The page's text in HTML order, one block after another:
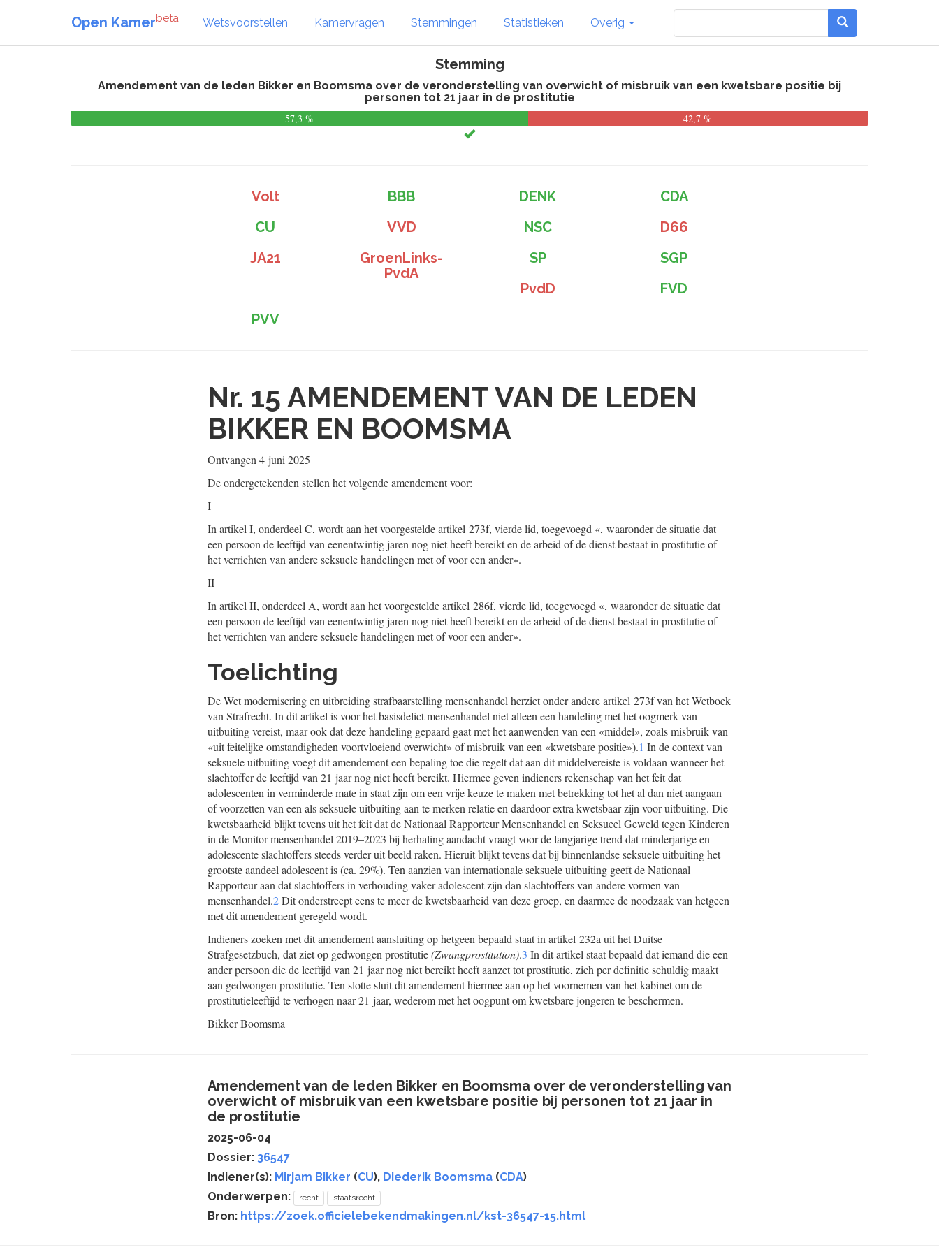
Open Kamerbeta Wetsvoorstellen Kamervragen Stemmingen Statistieken Overig
Stemming
Amendement van de leden Bikker en Boomsma over de veronderstelling van overwicht of misbruik van een kwetsbare positie bij
personen tot 21 jaar in de prostitutie
57,3 %
42,7 %
Volt BBB DENK
CDA
CU
VVD NSC
D66
JA21
GroenLinks-
PvdA
SP
SGP
PvdD
FVD
PVV
Nr. 15 AMENDEMENT VAN DE LEDEN
BIKKER EN BOOMSMA
Ontvangen 4 juni 2025
De ondergetekenden stellen het volgende amendement voor:
I
In artikel I, onderdeel C, wordt aan het voorgestelde artikel 273f, vierde lid, toegevoegd «, waaronder de situatie dat
een persoon de leeftijd van eenentwintig jaren nog niet heeft bereikt en de arbeid of de dienst bestaat in prostitutie of
het verrichten van andere seksuele handelingen met of voor een ander».
II
In artikel II, onderdeel A, wordt aan het voorgestelde artikel 286f, vierde lid, toegevoegd «, waaronder de situatie dat
een persoon de leeftijd van eenentwintig jaren nog niet heeft bereikt en de arbeid of de dienst bestaat in prostitutie of
het verrichten van andere seksuele handelingen met of voor een ander».
Toelichting
De Wet modernisering en uitbreiding strafbaarstelling mensenhandel herziet onder andere artikel 273f van het Wetboek
van Strafrecht. In dit artikel is voor het basisdelict mensenhandel niet alleen een handeling met het oogmerk van
uitbuiting vereist, maar ook dat deze handeling gepaard gaat met het aanwenden van een «middel», zoals misbruik van
«uit feitelijke omstandigheden voortvloeiend overwicht» of misbruik van een «kwetsbare positie»).1 In de context van
seksuele uitbuiting voegt dit amendement een bepaling toe die regelt dat aan dit middelvereiste is voldaan wanneer het
slachtoffer de leeftijd van 21 jaar nog niet heeft bereikt. Hiermee geven indieners rekenschap van het feit dat
adolescenten in verminderde mate in staat zijn om een vrije keuze te maken met betrekking tot het al dan niet aangaan
of voorzetten van een als seksuele uitbuiting aan te merken relatie en daardoor extra kwetsbaar zijn voor uitbuiting. Die
kwetsbaarheid blijkt tevens uit het feit dat de Nationaal Rapporteur Mensenhandel en Seksueel Geweld tegen Kinderen
in de Monitor mensenhandel 2019–2023 bij herhaling aandacht vraagt voor de langjarige trend dat minderjarige en
adolescente slachtoffers steeds verder uit beeld raken. Hieruit blijkt tevens dat bij binnenlandse seksuele uitbuiting het
grootste aandeel adolescent is (ca. 29%). Ten aanzien van internationale seksuele uitbuiting geeft de Nationaal
Rapporteur aan dat slachtoffers in verhouding vaker adolescent zijn dan slachtoffers van andere vormen van
mensenhandel.2Dit onderstreept eens te meer de kwetsbaarheid van deze groep, en daarmee de noodzaak van hetgeen
met dit amendement geregeld wordt.
Indieners zoeken met dit amendement aansluiting op hetgeen bepaald staat in artikel 232a uit het Duitse
Strafgesetzbuch, dat ziet op gedwongen prostitutie(Zwangprostitution).3 In dit artikel staat bepaald dat iemand die een
ander persoon die de leeftijd van 21 jaar nog niet bereikt heeft aanzet tot prostitutie, zich per definitie schuldig maakt
aan gedwongen prostitutie. Ten slotte sluit dit amendement hiermee aan op het voornemen van het kabinet om de
prostitutieleeftijd te verhogen naar 21 jaar, wederom met het oogpunt om kwetsbare jongeren te beschermen.
BikkerBoomsma
Amendement van de leden Bikker en Boomsma over de veronderstelling van
overwicht of misbruik van een kwetsbare positie bij personen tot 21 jaar in
de prostitutie
2025-06-04
Dossier: 36547
Indiener(s): Mirjam Bikker (CU), Diederik Boomsma (CDA)
Onderwerpen:
recht staatsrecht
Bron: https://zoek.officielebekendmakingen.nl/kst-36547-15.html